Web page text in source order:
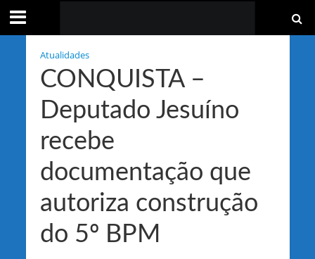
Atualidades
CONQUISTA –
Deputado Jesuíno
recebe
documentação que
autoriza construção
do 5º BPM